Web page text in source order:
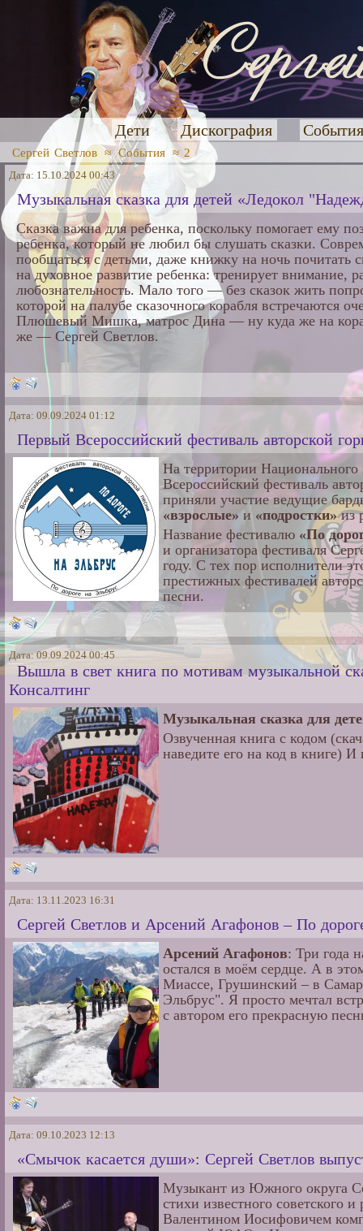
Дети Дискография
Сергей Светлов ≈События ≈ 2
Дата: 15.10.2024 00:43
Музыкальная сказка для детей «Ледокол
Сказка важна для ребенка, поскольку помогает ему
ребенка, который не любил бы слушать сказки.
пообщаться с детьми, даже книжку на ночь почитать
на духовное развитие ребенка: тренирует внимание,
любознательность. Мало того — без сказок жить
которой на палубе сказочного корабля встречаются
Плюшевый Мишка, матрос Дина — ну куда же на
же — Сергей Светлов.
Дата: 09.09.2024 01:12
Первый Всероссийский фестиваль
На территории
Всероссийский фестиваль
приняли участие ведущие
«взрослые»и «подростки»из
Название фестивалю «По
и организатора фестиваля
году. С тех пор исполнители
престижных фестивалей
песни.
Дата: 09.09.2024 00:45
Вышла в свет книга по мотивам музыкальной
Консалтинг
Музыкальная сказка для
Озвученная книга с кодом
наведите его на код в книге)
Дата: 13.11.2023 16:31
Сергей Светлов и Арсений Агафонов – По
Арсений Агафонов: Три года
остался в моём сердце. А в
Миассе, Грушинский – в
Эльбрус". Я просто мечтал
с автором его прекрасную
Дата: 09.10.2023 12:13
«Смычок касается души»: Сергей Светлов
Музыкант из Южного округа
стихи известного советского
Валентином Иосифовичем